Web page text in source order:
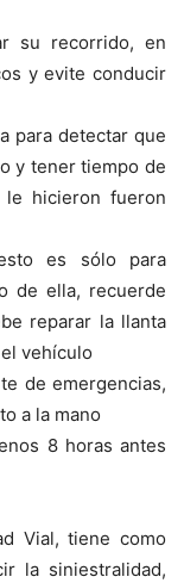
su recorrido, en
y evite conducir
para detectar que
y tener tiempo de
hicieron fueron
es sólo para
de ella, recuerde
reparar la llanta
vehículo
de emergencias,
a la mano
8 horas antes
Vial, tiene como
la siniestralidad,